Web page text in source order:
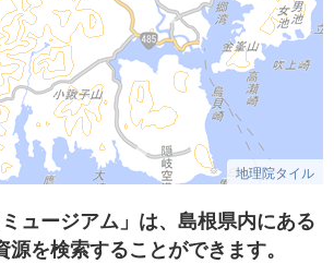
地理院タイル
ミュージアム」は、島根県内にある
を検索することができます。